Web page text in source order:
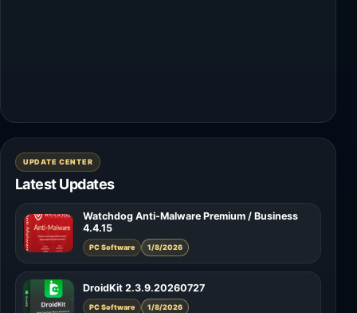
UPDATE CENTER
Latest Updates
Watchdog Anti-Malware Premium / Business
4.4.15
PC Software 1/8/2026
DroidKit 2.3.9.20260727
PC Software 1/8/2026